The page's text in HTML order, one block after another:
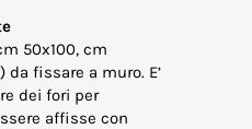
50x100, cm
da fissare a muro. E’
dei fori per
affisse con